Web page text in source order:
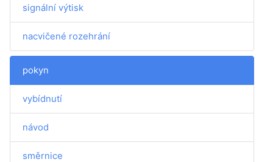
signální výtisk
nacvičené rozehrání
pokyn
vybídnutí
návod
směrnice